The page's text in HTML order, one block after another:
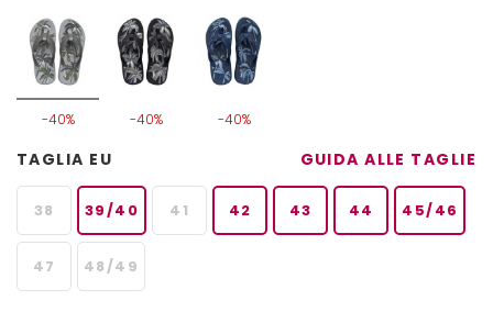
-40% -40% -40%
TAGLIA EU GUIDA ALLE TAGLIE
38 39/40 41 42 43 44 45/46
47 48/49